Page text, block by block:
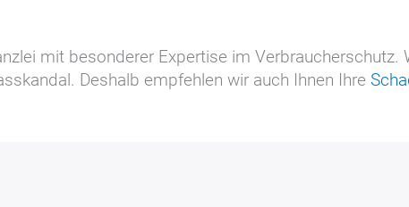
mit besonderer Expertise im Verbraucherschutz.
Deshalb empfehlen wir auch Ihnen Ihre